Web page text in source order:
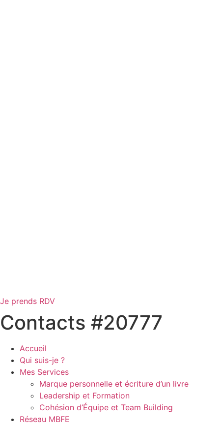
Je prends RDV
Contacts #20777
Accueil
Qui suis-je ?
Mes Services
Marque personnelle et écriture d’un livre
Leadership et Formation
Cohésion d’Équipe et Team Building
Réseau MBFE